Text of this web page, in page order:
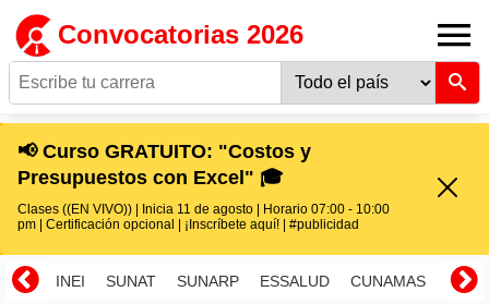
Convocatorias 2026
📢 Curso GRATUITO: "Costos y
Presupuestos con Excel" 🎓
Clases ((EN VIVO)) | Inicia 11 de agosto | Horario 07:00 - 10:00
pm | Certificación opcional | ¡Inscríbete aquí! | #publicidad
INEI SUNAT SUNARP ESSALUD CUNAMAS